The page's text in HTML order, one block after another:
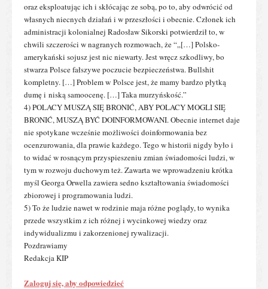
oraz eksploatując ich i skłócając ze sobą, po to, aby odwrócić od
własnych niecnych działań i w przeszłości i obecnie. Członek ich
administracji kolonialnej Radosław Sikorski potwierdził to, w
chwili szczerości w nagranych rozmowach, że “„[…] Polsko-
amerykański sojusz jest nic niewarty. Jest wręcz szkodliwy, bo
stwarza Polsce fałszywe poczucie bezpieczeństwa. Bullshit
kompletny. […] Problem w Polsce jest, że mamy bardzo płytką
dumę i niską samoocenę. […] Taka murzyńskość.”
4) POLACY MUSZĄ SIĘ BRONIĆ, ABY POLACY MOGLI SIĘ
BRONIĆ, MUSZĄ BYĆ DOINFORMOWANI. Obecnie internet daje
nie spotykane wcześnie możliwości doinformowania bez
ocenzurowania, dla prawie każdego. Tego w historii nigdy było i
to widać w rosnącym przyspieszeniu zmian świadomości ludzi, w
tym w rozwoju duchowym też. Zawarta we wprowadzeniu krótka
myśl Georga Orwella zawiera sedno kształtowania świadomości
zbiorowej i programowania ludzi.
5) To że ludzie nawet w rodzinie maja różne poglądy, to wynika
przede wszystkim z ich różnej i wycinkowej wiedzy oraz
indywidualizmu i zakorzenionej rywalizacji.
Pozdrawiamy
Redakcja KIP
Zaloguj się, aby odpowiedzieć